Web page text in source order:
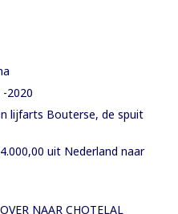
2020
lijfarts Bouterse, de spuit
uit Nederland naar
NAAR CHOTELAL